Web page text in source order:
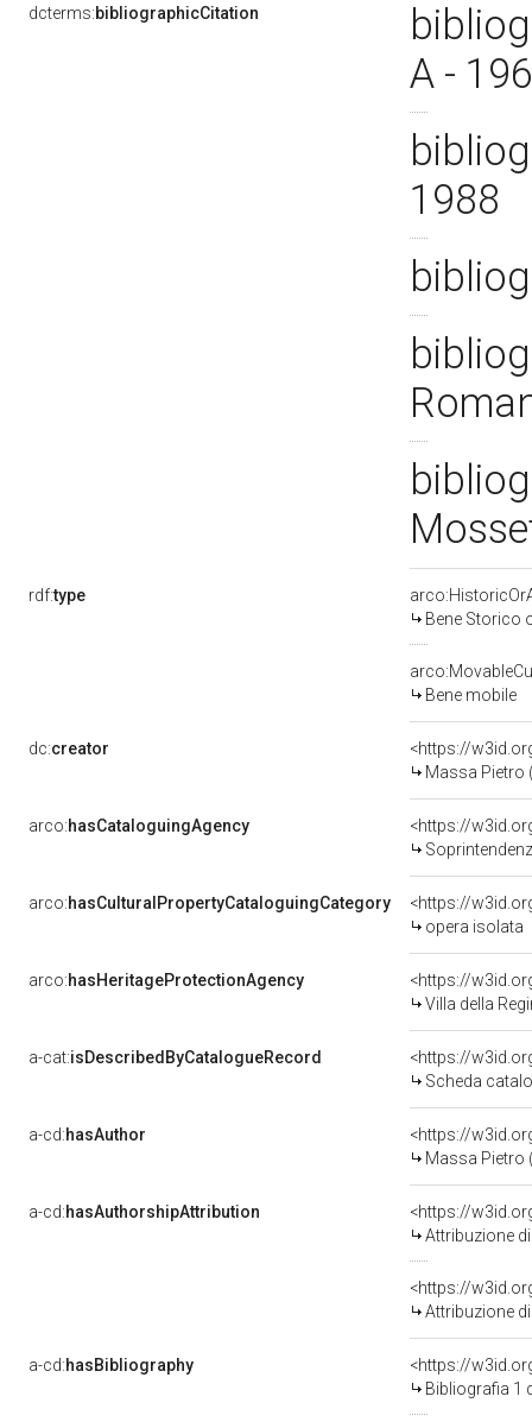
dcterms:bibliographicCitation
A -
1988
rdf:type
Bene Storico
Bene mobile
dc:creator
<https://
Massa Pietro
arco:hasCataloguingAgency
<https://
arco:hasCulturalPropertyCataloguingCategory
<https://
opera isolata
arco:hasHeritageProtectionAgency
<https://
Villa della
a-cat:isDescribedByCatalogueRecord
<https://
Scheda
a-cd:hasAuthor
<https://
Massa Pietro
a-cd:hasAuthorshipAttribution
<https://
Attribuzione
Attribuzione
a-cd:hasBibliography
<https://
Bibliografia 1